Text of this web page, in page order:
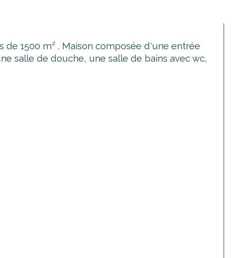
1500 m² . Maison composée d'une entrée
salle de douche, une salle de bains avec wc,